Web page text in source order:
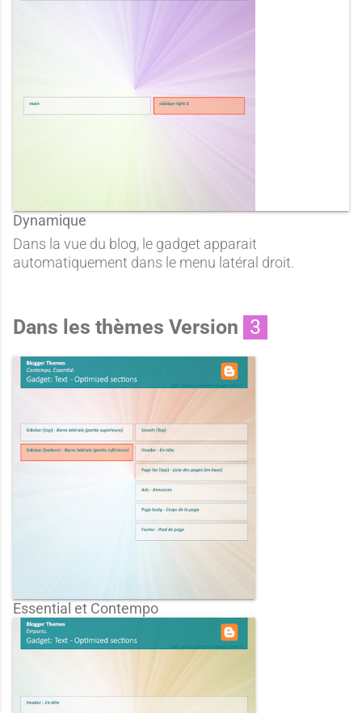
Dynamique
Dans la vue du blog, le gadget apparait
automatiquement dans le menu latéral droit.
Dans les thèmes Version 3
Essential et Contempo